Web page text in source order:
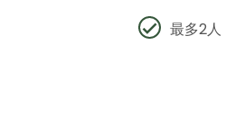
最多2人